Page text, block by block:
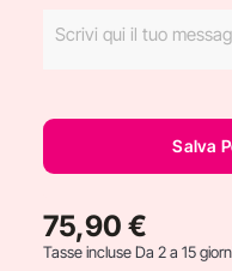
Salva
75,90 €
Tasse incluseDa 2 a 15